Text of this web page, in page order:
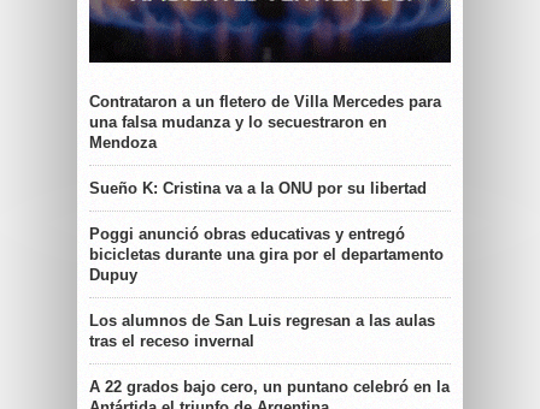
Contrataron a un fletero de Villa Mercedes para
una falsa mudanza y lo secuestraron en
Mendoza
Sueño K: Cristina va a la ONU por su libertad
Poggi anunció obras educativas y entregó
bicicletas durante una gira por el departamento
Dupuy
Los alumnos de San Luis regresan a las aulas
tras el receso invernal
A 22 grados bajo cero, un puntano celebró en la